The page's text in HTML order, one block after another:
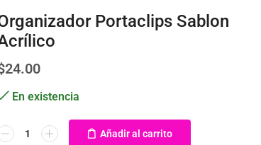
Portaclips Sablon
24.00
En existencia
Añadir al carrito